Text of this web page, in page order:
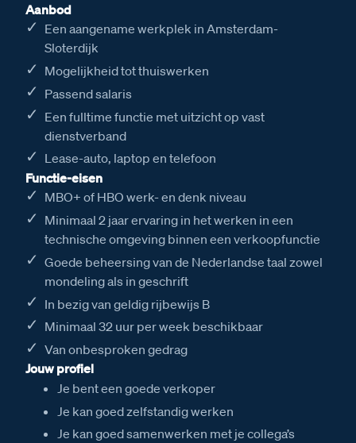
Aanbod
Een aangename werkplek in Amsterdam-
Sloterdijk
Mogelijkheid tot thuiswerken
Passend salaris
Een fulltime functie met uitzicht op vast
dienstverband
Lease-auto, laptop en telefoon
Functie-eisen
MBO+ of HBO werk- en denk niveau
Minimaal 2 jaar ervaring in het werken in een
technische omgeving binnen een verkoopfunctie
Goede beheersing van de Nederlandse taal zowel
mondeling als in geschrift
In bezig van geldig rijbewijs B
Minimaal 32 uur per week beschikbaar
Van onbesproken gedrag
Jouw profiel
Je bent een goede verkoper
Je kan goed zelfstandig werken
Je kan goed samenwerken met je collega’s